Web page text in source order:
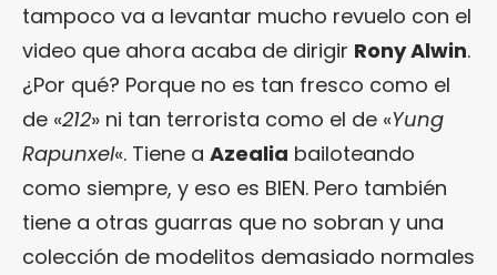
tampoco va a levantar mucho revuelo con el
video que ahora acaba de dirigir Rony Alwin.
¿Por qué? Porque no es tan fresco como el
de «212» ni tan terrorista como el de «Yung
Rapunxel«. Tiene a Azealia bailoteando
como siempre, y eso es BIEN. Pero también
tiene a otras guarras que no sobran y una
colección de modelitos demasiado normales